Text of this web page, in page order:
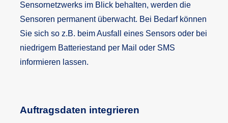
Sensornetzwerks im Blick behalten, werden die
Sensoren permanent überwacht. Bei Bedarf können
Sie sich so z.B. beim Ausfall eines Sensors oder bei
niedrigem Batteriestand per Mail oder SMS
informieren lassen.
Auftragsdaten integrieren